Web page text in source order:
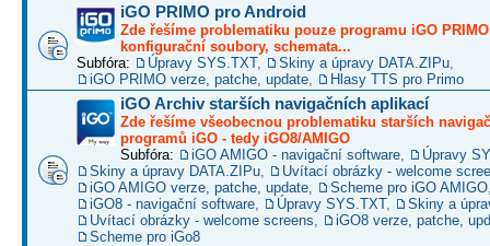
iGO PRIMO pro Android
Zde řešíme problematiku pouze programu iGO
konfigurační soubory, schemata...
Subfóra:
Úpravy SYS.TXT, Skiny a úpravy DATA.ZIPu
iGO PRIMO verze, patche, update
Hlasy TTS pro Primo
iGO Archiv starších navigačních aplikací
Zde řešíme všeobecnou problematiku starších
programů iGO - tedy iGO8/AMIGO
Subfóra:
iGO AMIGO - navigační software
Úpravy
Skiny a úpravy DATA.ZIPu
Uvítací obrázky - welcome
iGO AMIGO verze, patche, update
Scheme pro iGO AMIGO
iGO8 - navigační software
Úpravy SYS.TXT,
Skiny a
Uvítací obrázky - welcome screens
iGO8 verze, patche,
Scheme pro iGo8